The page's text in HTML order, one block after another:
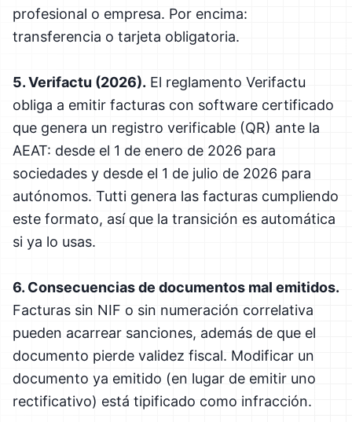
profesional o empresa. Por encima:
transferencia o tarjeta obligatoria.
5. Verifactu (2026). El reglamento Verifactu
obliga a emitir facturas con software certificado
que genera un registro verificable (QR) ante la
AEAT: desde el 1 de enero de 2026 para
sociedades y desde el 1 de julio de 2026 para
autónomos. Tutti genera las facturas cumpliendo
este formato, así que la transición es automática
si ya lo usas.
6. Consecuencias de documentos mal emitidos.
Facturas sin NIF o sin numeración correlativa
pueden acarrear sanciones, además de que el
documento pierde validez fiscal. Modificar un
documento ya emitido (en lugar de emitir uno
rectificativo) está tipificado como infracción.